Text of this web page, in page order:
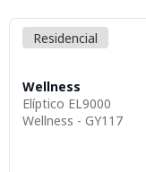
Residencial
Wellness
Elíptico EL9000
Wellness - GY117